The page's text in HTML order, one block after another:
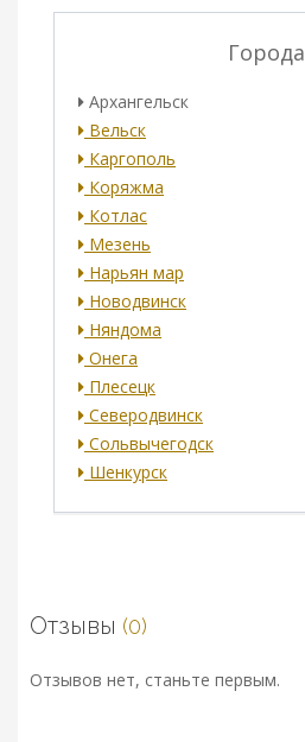
Города
Архангельск
Вельск
Каргополь
Коряжма
Котлас
Мезень
Нарьян мар
Новодвинск
Няндома
Онега
Плесецк
Северодвинск
Сольвычегодск
Шенкурск
Отзывы (0)
Отзывов нет, станьте первым.